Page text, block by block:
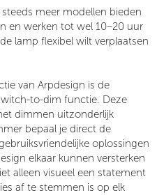
steeds meer modellen bieden
en werken tot wel 10–20 uur
lamp flexibel wilt verplaatsen
van Arpdesign is de
to-dim functie. Deze
dimmen uitzonderlijk
bepaal je direct de
oplossingen
elkaar kunnen versterken
alleen visueel een statement
af te stemmen is op elk